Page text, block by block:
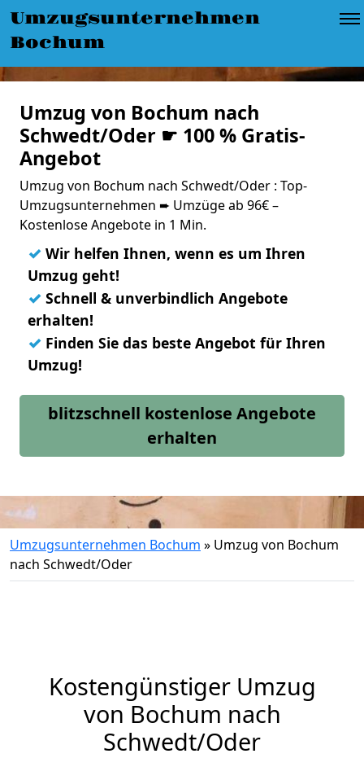
Umzugsunternehmen
Bochum
Umzug von Bochum nach
Schwedt/Oder ☛ 100 % Gratis-
Angebot
Umzug von Bochum nach Schwedt/Oder : Top-
Umzugsunternehmen ➨ Umzüge ab 96€ –
Kostenlose Angebote in 1 Min.
✓ Wir helfen Ihnen, wenn es um Ihren
Umzug geht!
✓ Schnell & unverbindlich Angebote
erhalten!
✓ Finden Sie das beste Angebot für Ihren
Umzug!
blitzschnell kostenlose Angebote
erhalten
Umzugsunternehmen Bochum » Umzug von Bochum
nach Schwedt/Oder
Kostengünstiger Umzug
von Bochum nach
Schwedt/Oder